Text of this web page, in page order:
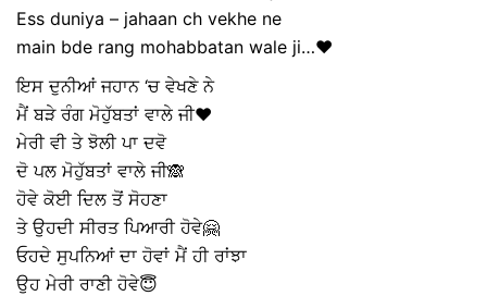
Ess duniya – jahaan ch vekhe ne
main bde rang mohabbatan wale ji…❤
ਇਸ ਦੁਨੀਆਂ ਜਹਾਨ ‘ਚ ਵੇਖਣੇ ਨੇ
ਮੈਂ ਬੜੇ ਰੰਗ ਮੋਹੁੱਬਤਾਂ ਵਾਲੇ ਜੀ❤
ਮੇਰੀ ਵੀ ਤੇ ਝੋਲੀ ਪਾ ਦਵੋ
ਦੋ ਪਲ ਮੋਹੁੱਬਤਾਂ ਵਾਲੇ ਜੀ🙈
ਹੋਵੇ ਕੋਈ ਦਿਲ ਤੋਂ ਸੋਹਣਾ
ਤੇ ਉਹਦੀ ਸੀਰਤ ਪਿਆਰੀ ਹੋਵੇ🤗
ਓਹਦੇ ਸੁਪਨਿਆਂ ਦਾ ਹੋਵਾਂ ਮੈਂ ਹੀ ਰਾਂਝਾ
ਉਹ ਮੇਰੀ ਰਾਣੀ ਹੋਵੇ😇